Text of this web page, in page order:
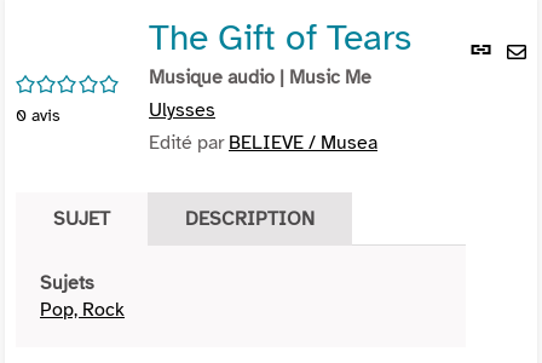
Lien
/5
0 avis
The Gift of Tears
Musique audio | Music Me
Ulysses
Edité par BELIEVE / Musea
SUJET DESCRIPTION
Sujets
Pop, Rock